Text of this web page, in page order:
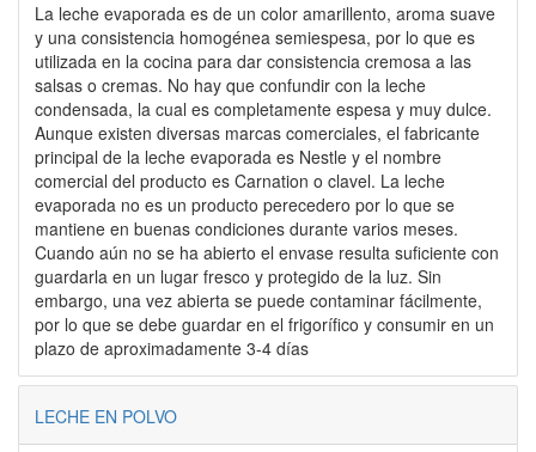
La leche evaporada es de un color amarillento, aroma suave
y una consistencia homogénea semiespesa, por lo que es
utilizada en la cocina para dar consistencia cremosa a las
salsas o cremas. No hay que confundir con la leche
condensada, la cual es completamente espesa y muy dulce.
Aunque existen diversas marcas comerciales, el fabricante
principal de la leche evaporada es Nestle y el nombre
comercial del producto es Carnation o clavel. La leche
evaporada no es un producto perecedero por lo que se
mantiene en buenas condiciones durante varios meses.
Cuando aún no se ha abierto el envase resulta suficiente con
guardarla en un lugar fresco y protegido de la luz. Sin
embargo, una vez abierta se puede contaminar fácilmente,
por lo que se debe guardar en el frigorífico y consumir en un
plazo de aproximadamente 3-4 días
LECHE EN POLVO